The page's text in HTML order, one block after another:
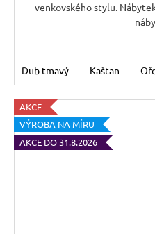
venkovského stylu.
Dub tmavý Kaštan
AKCE
VÝROBA NA MÍRU
AKCE DO 31.8.2026